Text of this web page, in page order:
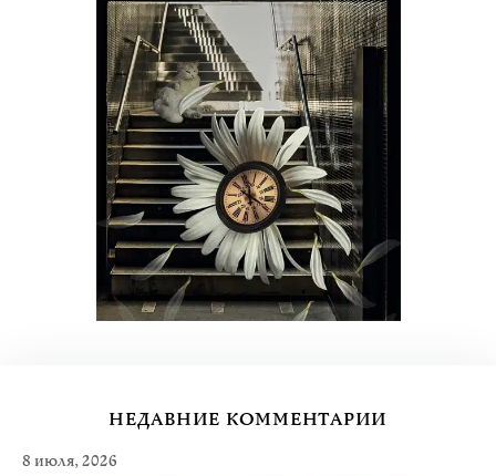
НЕДАВНИЕ КОММЕНТАРИИ
8 июля, 2026